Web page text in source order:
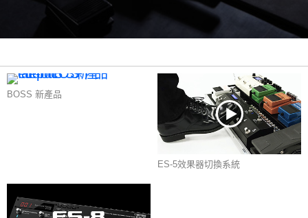
BOSS 新產品
ES-5效果器切換系統